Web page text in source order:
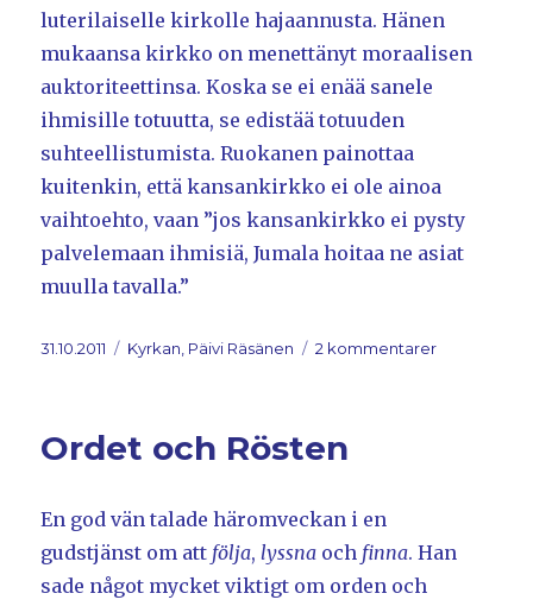
luterilaiselle kirkolle hajaannusta. Hänen
mukaansa kirkko on menettänyt moraalisen
auktoriteettinsa. Koska se ei enää sanele
ihmisille totuutta, se edistää totuuden
suhteellistumista. Ruokanen painottaa
kuitenkin, että kansankirkko ei ole ainoa
vaihtoehto, vaan ”jos kansankirkko ei pysty
palvelemaan ihmisiä, Jumala hoitaa ne asiat
muulla tavalla.”
Postat
31.10.2011 Kategorier
Kyrkan, Päivi Räsänen 2 kommentarer
Ordet och Rösten
En god vän talade häromveckan i en
gudstjänst om att följa,lyssna och finna. Han
sade något mycket viktigt om orden och